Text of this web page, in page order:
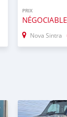
PRIX
NÉGOCIABLE
Nova Sintra